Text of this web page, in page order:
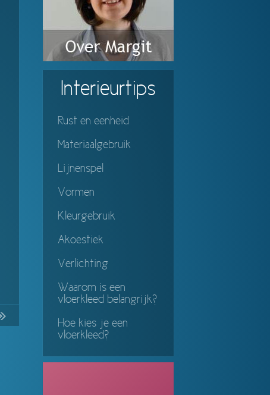
Interieurtips
Rust en eenheid
Materiaalgebruik
Lijnenspel
Vormen
Kleurgebruik
Akoestiek
Verlichting
Waarom is een
vloerkleed belangrijk?
Hoe kies je een
vloerkleed?